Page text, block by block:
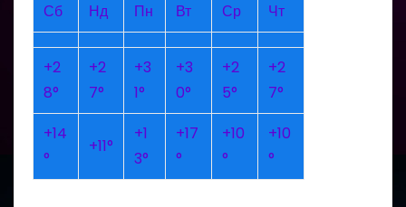
Сб
Нд Пн Вт Ср Чт
+2
8°
+2
7°
+3
1°
+3
0°
+2
5°
+2
7°
+14
°
+11°
+1
3°
+17
°
+10
°
+10
°